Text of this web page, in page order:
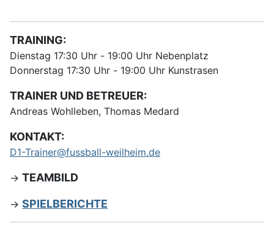
TRAINING:
Dienstag 17:30 Uhr - 19:00 Uhr Nebenplatz
Donnerstag 17:30 Uhr - 19:00 Uhr Kunstrasen
TRAINER UND BETREUER:
Andreas Wohlleben, Thomas Medard
KONTAKT:
D1-Trainer@fussball-weilheim.de
-> TEAMBILD
-> SPIELBERICHTE